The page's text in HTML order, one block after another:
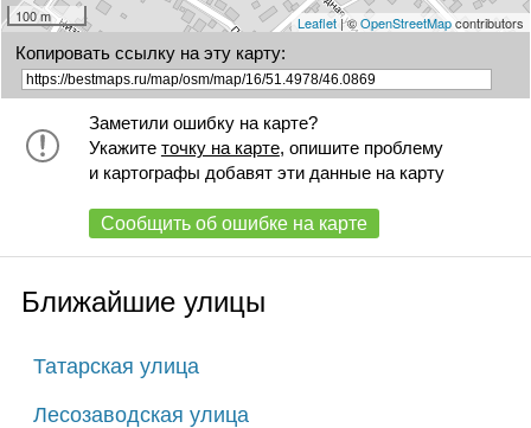
100 m Leaflet| ©OpenStreetMapcontributors
Копировать ссылку на эту карту:
Заметили ошибку на карте?
Укажите точку на карте, опишите проблему
и картографы добавят эти данные на карту
Сообщить об ошибке на карте
Ближайшие улицы
Татарская улица
Лесозаводская улица